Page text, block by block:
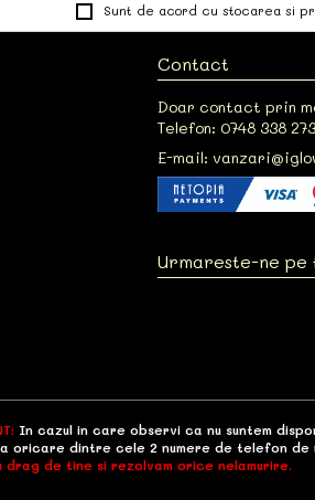
Sunt de acord cu stocarea si
Contact
Doar contact prin
Telefon: 0748 338 273
E-mail:
Urmareste-ne pe
In cazul in care observi ca nu suntem
oricare dintre cele 2 numere de telefon de
drag de tine si rezolvam orice nelamurire.